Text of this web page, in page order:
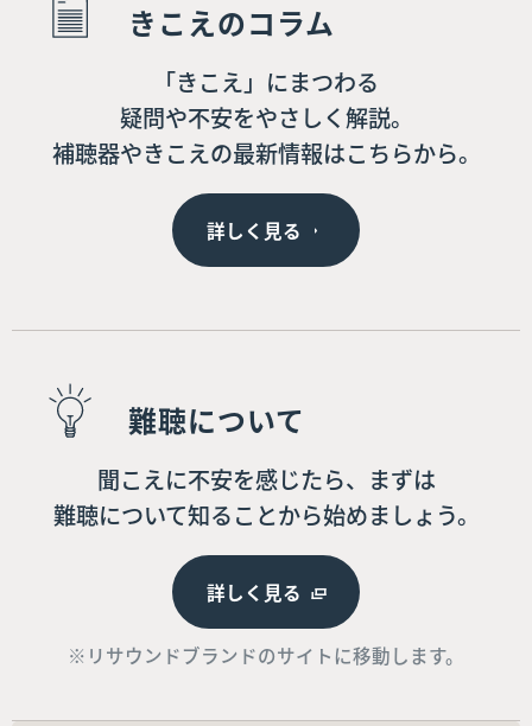
きこえのコラム
「きこえ」にまつわる
疑問や不安をやさしく解説。
補聴器やきこえの最新情報はこちらから。
詳しく見る
難聴について
聞こえに不安を感じたら、まずは
難聴について知ることから始めましょう。
詳しく見る
※リサウンドブランドのサイトに移動します。